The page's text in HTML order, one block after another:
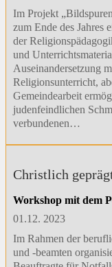
Im Projekt
zum Ende des Jahres
der
und
Auseinandersetzung
Religionsunterricht,
Gemeindearbeit
judenfeindlichen
verbundenen…
Christlich
Workshop mit dem
01.12. 2023
Im Rahmen der
und -beamten